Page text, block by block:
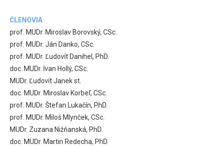
ČLENOVIA
prof. MUDr. Miroslav Borovský, CSc.
prof. MUDr. Ján Danko, CSc.
prof. MUDr. Ľudovít Danihel, PhD.
doc. MUDr. Ivan Hollý, CSc.
MUDr. Ľudovít Janek st.
doc. MUDr. Miroslav Korbeľ, CSc.
prof. MUDr. Štefan Lukačín, PhD.
prof. MUDr. Miloš Mlynček, CSc.
MUDr. Zuzana Nižňanská, PhD.
doc. MUDr. Martin Redecha, PhD.